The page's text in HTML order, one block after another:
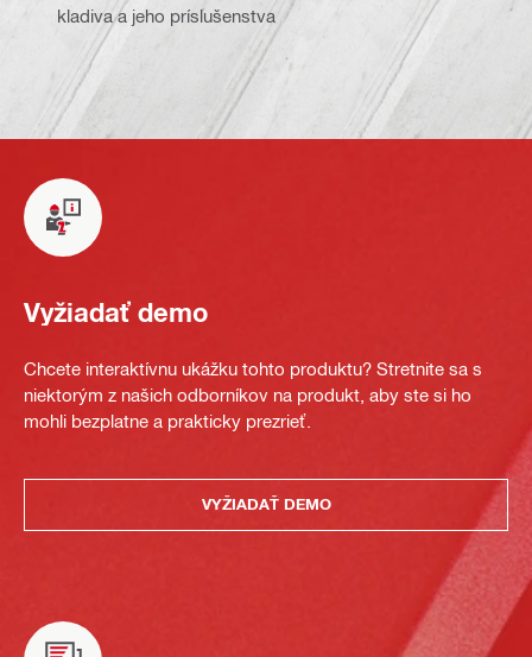
kladiva a jeho príslušenstva
Vyžiadať demo
Chcete interaktívnu ukážku tohto produktu? Stretnite sa s
niektorým z našich odborníkov na produkt, aby ste si ho
mohli bezplatne a prakticky prezrieť.
VYŽIADAŤ DEMO